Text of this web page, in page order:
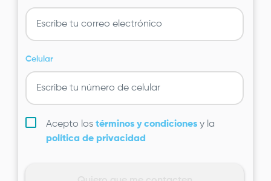
Celular
Acepto los términos y condiciones y la
política de privacidad